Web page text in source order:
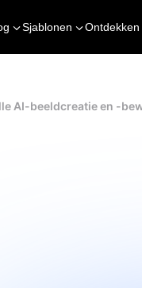
Sjablonen Ontdekken
AI-beeldcreatie en -